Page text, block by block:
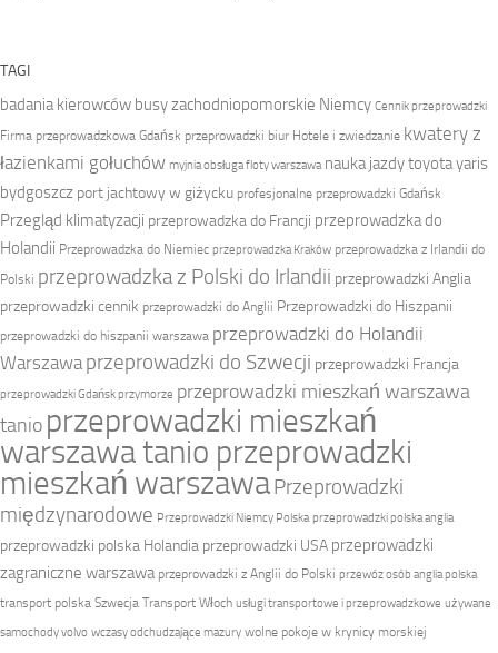
TAGI
badania kierowców busy zachodniopomorskie Niemcy Cennik przeprowadzki
Firma przeprowadzkowa Gdańsk przeprowadzki biur Hotele i zwiedzanie kwatery z
łazienkami gołuchów myjnia obsługa floty warszawa nauka jazdy toyota yaris
bydgoszcz port jachtowy w giżycku profesjonalne przeprowadzki Gdańsk
Przegląd klimatyzacji przeprowadzka do Francji przeprowadzka do
Holandii Przeprowadzka do Niemiec przeprowadzka Kraków przeprowadzka z Irlandii do
Polski przeprowadzka z Polski do Irlandii przeprowadzki Anglia
przeprowadzki cennik przeprowadzki do Anglii Przeprowadzki do Hiszpanii
przeprowadzki do hiszpanii warszawa przeprowadzki do Holandii
Warszawa przeprowadzki do Szwecji przeprowadzki Francja
przeprowadzki Gdańsk przymorze przeprowadzki mieszkań warszawa
tanio przeprowadzki mieszkań
warszawa tanio przeprowadzki
mieszkań warszawaPrzeprowadzki
międzynarodowe Przeprowadzki Niemcy Polska przeprowadzki polska anglia
przeprowadzki polska Holandia przeprowadzki USA przeprowadzki
zagraniczne warszawa przeprowadzki z Anglii do Polski przewóz osób anglia polska
transport polska Szwecja Transport Włoch usługi transportowe i przeprowadzkowe używane
samochody volvo wczasy odchudzające mazury wolne pokoje w krynicy morskiej